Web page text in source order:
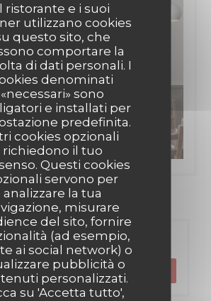
ristorante e i suoi
utilizzano cookies
questo sito, che
comportare la
di dati personali. I
denominati
«necessari» sono
e installati per
predefinita.
cookies opzionali
richiedono il tuo
Questi cookies
servono per
analizzare la tua
misurare
del sito, fornire
(ad esempio,
ai social network) o
pubblicità o
personalizzati.
su 'Accetta tutto',
Prenotazione
PRENOTA